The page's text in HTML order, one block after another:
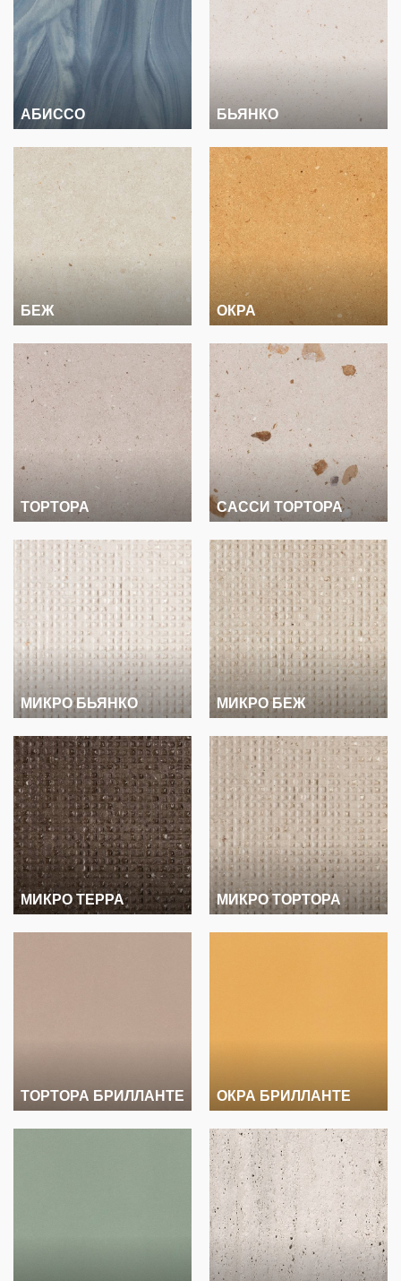
АБИССО БЬЯНКО
БЕЖ ОКРА
ТОРТОРА САССИ ТОРТОРА
МИКРО БЬЯНКО МИКРО БЕЖ
МИКРО ТЕРРА МИКРО ТОРТОРА
ТОРТОРА БРИЛЛАНТЕ ОКРА БРИЛЛАНТЕ